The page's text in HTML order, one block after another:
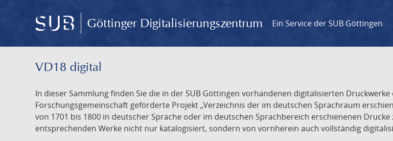
Göttinger Digitalisierungszentrum Ein Service der SUB Göttingen
VD18 digital
In dieser Sammlung finden Sie die in der SUB Göttingen vorhandenen digitalisierten
Forschungsgemeinschaft geförderte Projekt „Verzeichnis der im deutschen Sprachraum
von 1701 bis 1800 in deutscher Sprache oder im deutschen Sprachbereich erschienenen
entsprechenden Werke nicht nur katalogisiert, sondern von vornherein auch vollständig